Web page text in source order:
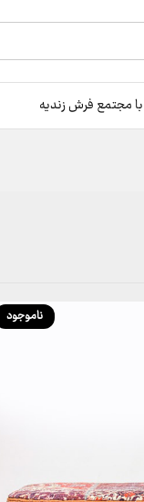
مجتمع فرش زندیه
ناموجود